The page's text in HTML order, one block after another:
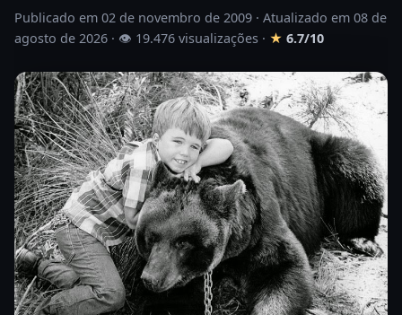
Publicado em 02 de novembro de 2009 · Atualizado em 08 de
agosto de 2026 · 👁 19.476 visualizações · ★ 6.7/10